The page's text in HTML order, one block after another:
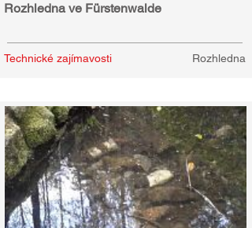
Rozhledna ve Fürstenwalde
Technické zajímavosti Rozhledna